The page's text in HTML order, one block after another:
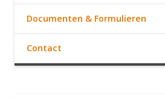
Documenten & Formulieren
Contact